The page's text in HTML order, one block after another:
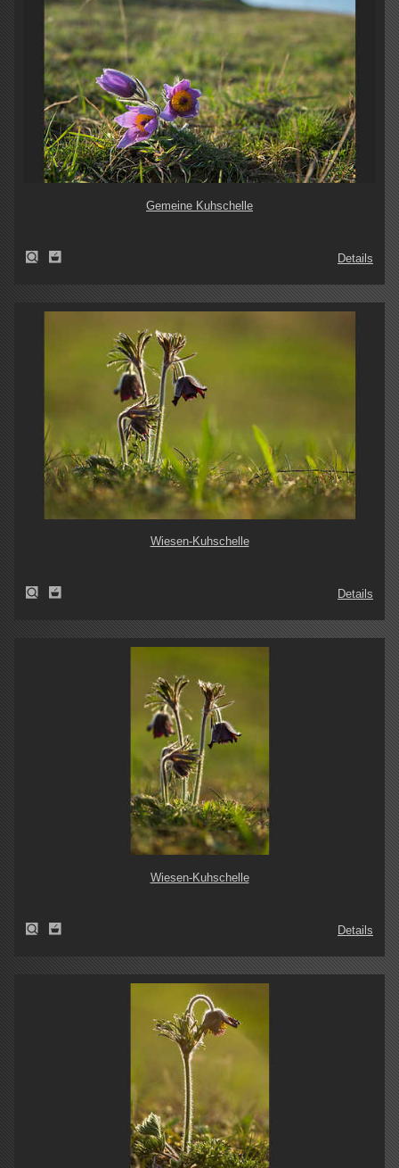
Gemeine Kuhschelle
Details
Wiesen-Kuhschelle
Details
Wiesen-Kuhschelle
Details